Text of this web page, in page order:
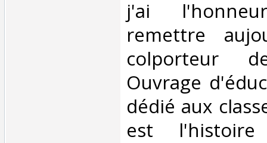
j'ai
remettre
colporteur
Ouvrage
dédié aux
est